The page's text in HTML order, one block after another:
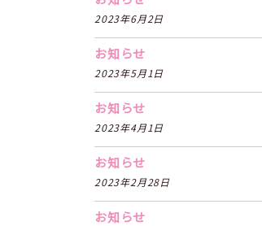
2023年6月2日
お知らせ
2023年5月1日
お知らせ
2023年4月1日
お知らせ
2023年2月28日
お知らせ